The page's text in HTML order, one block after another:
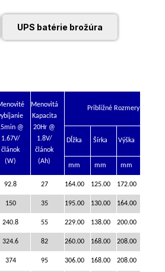
UPS batérie brožúra
@
1.67V/
článok
(W)
Menovitá
Kapacita
20Hr @
1.8V/
článok
(Ah)
Približné Rozmery
Dĺžka Šírka Výška
mm mm mm
92.8 27 164.00 125.00 172.00
150 35 195.00 130.00 164.00
240.8 55 229.00 138.00 200.00
324.6 82 260.00 168.00 208.00
374 95 306.00 168.00 208.00